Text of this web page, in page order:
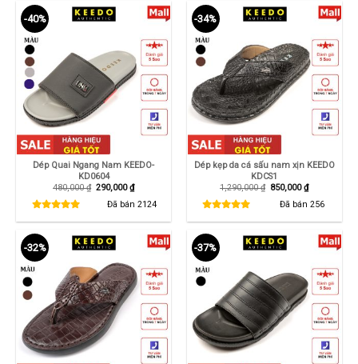
-40%
Dép Quai Ngang Nam KEEDO-
KD0604
480,000₫ Giá
290,000₫Giá
hiện
tại
Đã bán2124
-34%
Dép kẹp da cá sấu nam xịn KEEDO
KDCS1
1,290,000₫ Giá
850,000₫Giá
hiện
tại
Đã bán256
-32% -37%